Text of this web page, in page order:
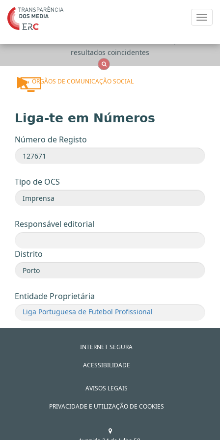
resultados coincidentes
ÓRGÃOS DE COMUNICAÇÃO SOCIAL
Liga-te em Números
Número de Registo
Tipo de OCS
Responsável editorial
Distrito
Entidade Proprietária
Liga Portuguesa de Futebol Profissional
INTERNET SEGURA
ACESSIBILIDADE
AVISOS LEGAIS
PRIVACIDADE E UTILIZAÇÃO DE COOKIES